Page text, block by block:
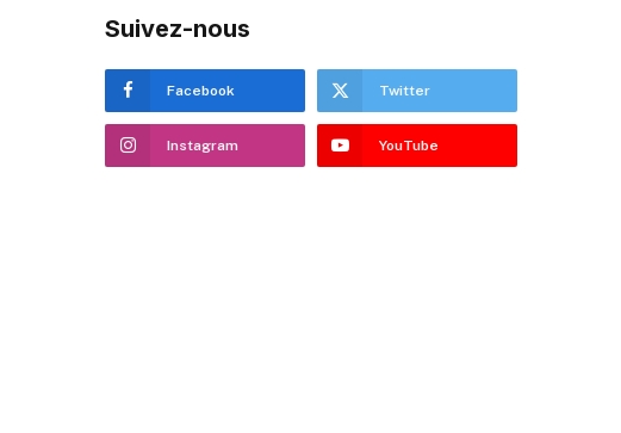
Suivez-nous
Facebook Twitter
Instagram YouTube